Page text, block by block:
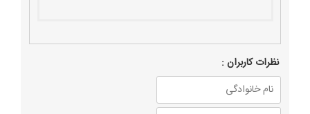
نظرات كاربران :